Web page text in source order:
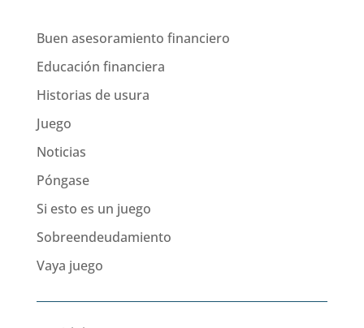
Buen asesoramiento financiero
Educación financiera
Historias de usura
Juego
Noticias
Póngase
Si esto es un juego
Sobreendeudamiento
Vaya juego